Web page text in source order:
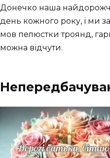
Донечко наша
день кожного року, і ми
мов пелюстки троянд,
можна відчути.